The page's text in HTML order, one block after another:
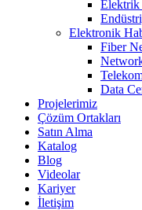
Elektrik
Elektronik
Fiber
Data
Projelerimiz
Çözüm Ortakları
Satın Alma
Katalog
Blog
Videolar
Kariyer
İletişim